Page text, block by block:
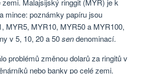
Malajsijský ringgit (MYR) je k
mince: poznámky papíru jsou
MYR5, MYR10, MYR50 a MYR100,
v 5, 10, 20 a 50sendenominací.
problémů změnou dolarů za ringitů v
nebo banky po celé zemi.